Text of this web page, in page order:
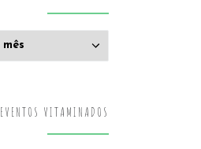
EVENTOS VITAMINADOS